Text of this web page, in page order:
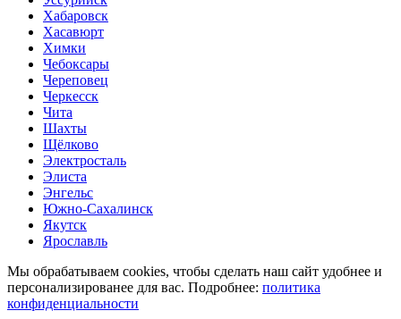
Хабаровск
Хасавюрт
Химки
Чебоксары
Череповец
Черкесск
Чита
Шахты
Щёлково
Электросталь
Элиста
Энгельс
Южно-Сахалинск
Якутск
Ярославль
Мы обрабатываем cookies, чтобы сделать наш сайт удобнее и
персонализированее для вас. Подробнее: политика
конфиденциальности